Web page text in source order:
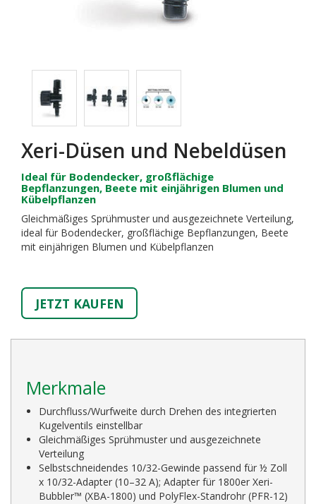
Xeri-Düsen und Nebeldüsen
Ideal für Bodendecker, großflächige
Bepflanzungen, Beete mit einjährigen Blumen und
Kübelpflanzen
Gleichmäßiges Sprühmuster und ausgezeichnete Verteilung,
ideal für Bodendecker, großflächige Bepflanzungen, Beete
mit einjährigen Blumen und Kübelpflanzen
JETZT KAUFEN
Merkmale
Durchfluss/Wurfweite durch Drehen des integrierten
Kugelventils einstellbar
Gleichmäßiges Sprühmuster und ausgezeichnete
Verteilung
Selbstschneidendes 10/32-Gewinde passend für ½ Zoll
x 10/32-Adapter (10–32 A); Adapter für 1800er Xeri-
Bubbler™ (XBA-1800) und PolyFlex-Standrohr (PFR-12)